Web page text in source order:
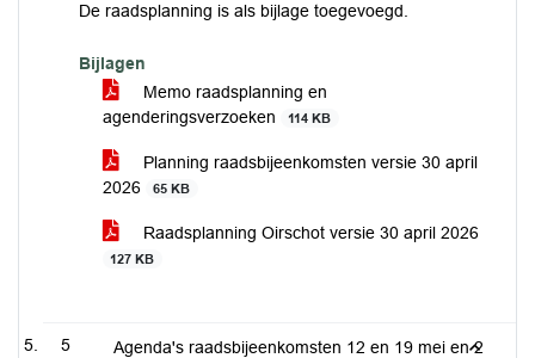
De raadsplanning is als bijlage toegevoegd.
Bijlagen
Memo raadsplanning en
agenderingsverzoeken
114 KB
Planning raadsbijeenkomsten versie 30 april
2026
65 KB
Raadsplanning Oirschot versie 30 april 2026
127 KB
5
Agenda's raadsbijeenkomsten 12 en 19 mei en 2